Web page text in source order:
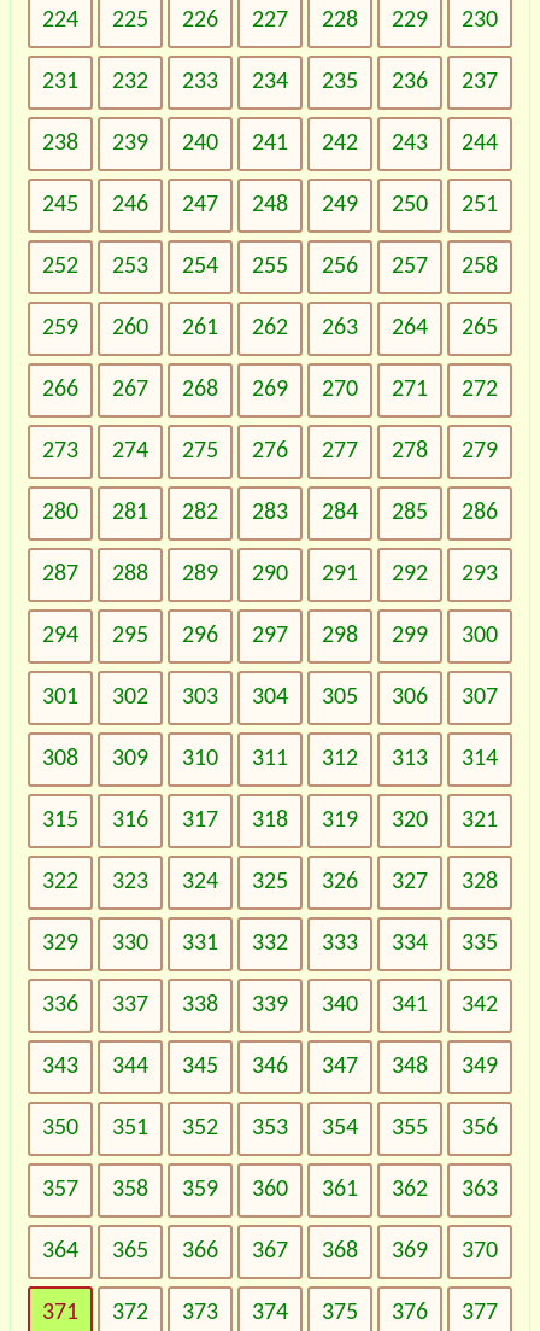
224 225 226 227 228 229 230
231 232 233 234 235 236 237
238 239 240 241 242 243 244
245 246 247 248 249 250 251
252 253 254 255 256 257 258
259 260 261 262 263 264 265
266 267 268 269 270 271 272
273 274 275 276 277 278 279
280 281 282 283 284 285 286
287 288 289 290 291 292 293
294 295 296 297 298 299 300
301 302 303 304 305 306 307
308 309 310 311 312 313 314
315 316 317 318 319 320 321
322 323 324 325 326 327 328
329 330 331 332 333 334 335
336 337 338 339 340 341 342
343 344 345 346 347 348 349
350 351 352 353 354 355 356
357 358 359 360 361 362 363
364 365 366 367 368 369 370
371 372 373 374 375 376 377